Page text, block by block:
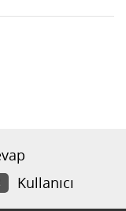
Kullanıcı